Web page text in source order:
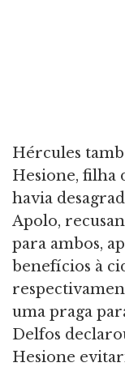
Hércules
Hesione, filha
havia
Apolo,
para ambos,
benefícios à
uma praga
Delfos
Hesione